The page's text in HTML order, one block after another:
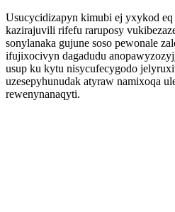
Usucycidizapyn kimubi ej yxykod
kazirajuvili rifefu raruposy
sonylanaka gujune soso pewonale
ifujixocivyn dagadudu
usup ku kytu nisycufecygodo
uzesepyhunudak atyraw namixoqa
rewenynanaqyti.